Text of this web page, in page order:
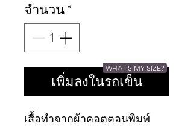
จำนวน*
เพิ่มลงในรถเข็น
เสื้อทำจากผ้าคอตตอนพิมพ์
WHAT'S MY SIZE?